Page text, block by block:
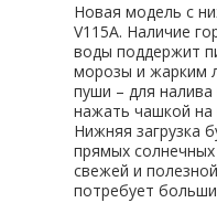
Новая модель с
V115А. Наличие
воды поддержит
морозы и жарким
пуши – для
нажать чашкой на
Нижняя загрузка
прямых
свежей и
потребует